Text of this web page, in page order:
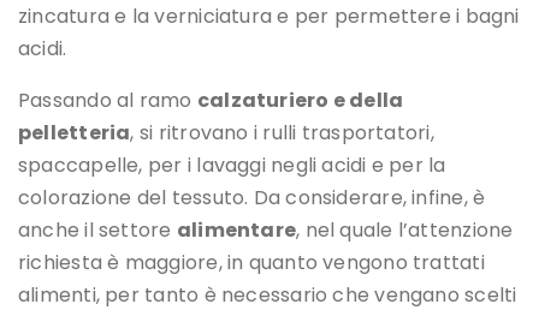
zincatura e la verniciatura e per permettere i bagni
acidi.
Passando al ramo calzaturiero e della
pelletteria, si ritrovano i rulli trasportatori,
spaccapelle, per i lavaggi negli acidi e per la
colorazione del tessuto. Da considerare, infine, è
anche il settore alimentare, nel quale l’attenzione
richiesta è maggiore, in quanto vengono trattati
alimenti, per tanto è necessario che vengano scelti